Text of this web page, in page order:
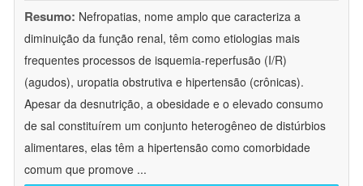
Resumo: Nefropatias, nome amplo que caracteriza a
diminuição da função renal, têm como etiologias mais
frequentes processos de isquemia-reperfusão (I/R)
(agudos), uropatia obstrutiva e hipertensão (crônicas).
Apesar da desnutrição, a obesidade e o elevado consumo
de sal constituírem um conjunto heterogêneo de distúrbios
alimentares, elas têm a hipertensão como comorbidade
comum que promove ...